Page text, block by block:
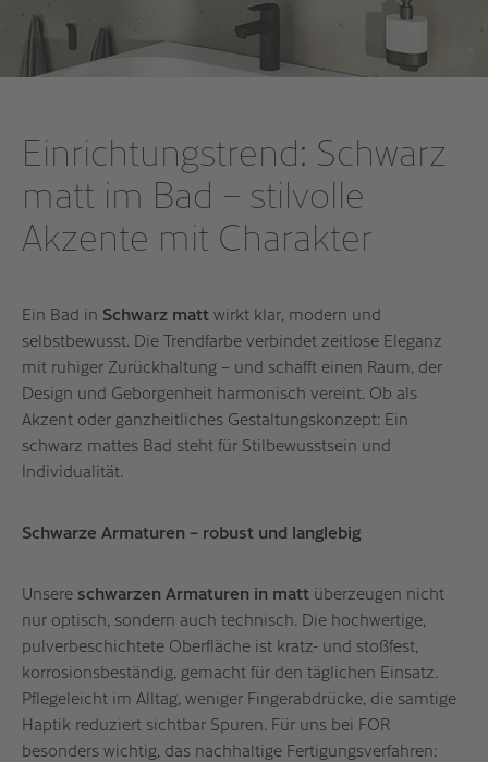
Einrichtungstrend: Schwarz
matt im Bad – stilvolle
Akzente mit Charakter
Ein Bad in Schwarz matt wirkt klar, modern und
selbstbewusst. Die Trendfarbe verbindet zeitlose Eleganz
mit ruhiger Zurückhaltung – und schafft einen Raum, der
Design und Geborgenheit harmonisch vereint. Ob als
Akzent oder ganzheitliches Gestaltungskonzept: Ein
schwarz mattes Bad steht für Stilbewusstsein und
Individualität.
Schwarze Armaturen – robust und langlebig
Unsere schwarzen Armaturen in matt überzeugen nicht
nur optisch, sondern auch technisch. Die hochwertige,
pulverbeschichtete Oberfläche ist kratz- und stoßfest,
korrosionsbeständig, gemacht für den täglichen Einsatz.
Pflegeleicht im Alltag, weniger Fingerabdrücke, die samtige
Haptik reduziert sichtbar Spuren. Für uns bei FOR
besonders wichtig, das nachhaltige Fertigungsverfahren: